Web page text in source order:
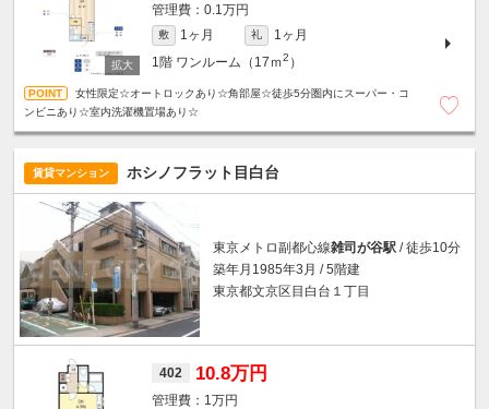
0.1万円
敷 1ヶ月 礼
1ヶ月
1階 ワンルーム（17ｍ2 ）
女性限定☆オートロックあり☆角部屋☆徒歩5分圏内にスーパー・コ
ンビニあり☆室内洗濯機置場あり☆
賃貸マンション ホシノフラット目白台
東京メトロ副都心線雑司が谷駅 / 徒歩10分
築年月1985年3月 / 5階建
東京都文京区目白台１丁目
402 10.8万円
1万円